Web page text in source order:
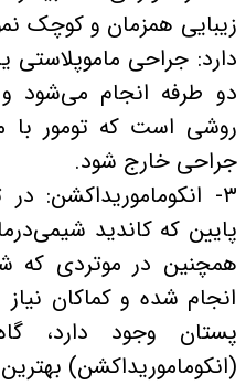
زیبایی همزمان و کوچک
دارد: جراحی
دو طرفه انجام می‌شود
روشی است که تومور
جراحی خارج شود.
۳- انکوماموریداکشن:
پایین که کاندید
همچنین در موتردی که
انجام شده و کماکان
پستان وجود دارد،
(انکوماموریداکشن)